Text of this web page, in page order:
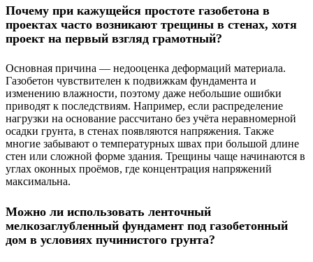
Почему при кажущейся простоте газобетона в
проектах часто возникают трещины в стенах, хотя
проект на первый взгляд грамотный?
Основная причина — недооценка деформаций материала.
Газобетон чувствителен к подвижкам фундамента и
изменению влажности, поэтому даже небольшие ошибки
приводят к последствиям. Например, если распределение
нагрузки на основание рассчитано без учёта неравномерной
осадки грунта, в стенах появляются напряжения. Также
многие забывают о температурных швах при большой длине
стен или сложной форме здания. Трещины чаще начинаются в
углах оконных проёмов, где концентрация напряжений
максимальна.
Можно ли использовать ленточный
мелкозаглубленный фундамент под газобетонный
дом в условиях пучинистого грунта?